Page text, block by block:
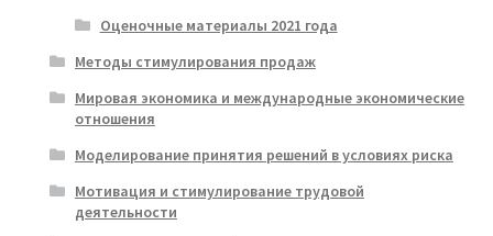
Оценочные материалы 2021 года
Методы стимулирования продаж
Мировая экономика и международные экономические
отношения
Моделирование принятия решений в условиях риска
Мотивация и стимулирование трудовой
деятельности